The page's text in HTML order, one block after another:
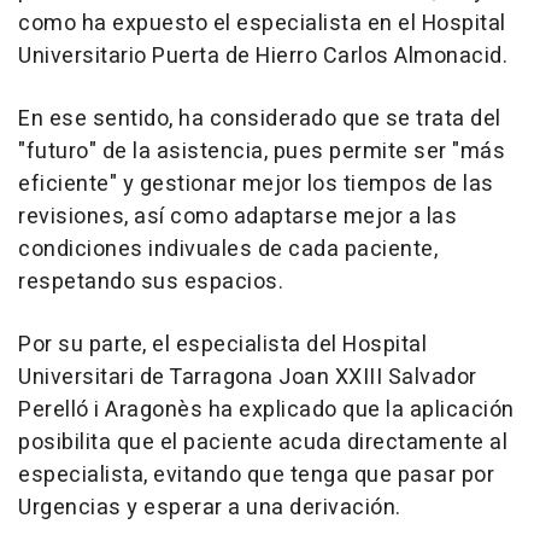
como ha expuesto el especialista en el Hospital
Universitario Puerta de Hierro Carlos Almonacid.
En ese sentido, ha considerado que se trata del
"futuro" de la asistencia, pues permite ser "más
eficiente" y gestionar mejor los tiempos de las
revisiones, así como adaptarse mejor a las
condiciones indivuales de cada paciente,
respetando sus espacios.
Por su parte, el especialista del Hospital
Universitari de Tarragona Joan XXIII Salvador
Perelló i Aragonès ha explicado que la aplicación
posibilita que el paciente acuda directamente al
especialista, evitando que tenga que pasar por
Urgencias y esperar a una derivación.